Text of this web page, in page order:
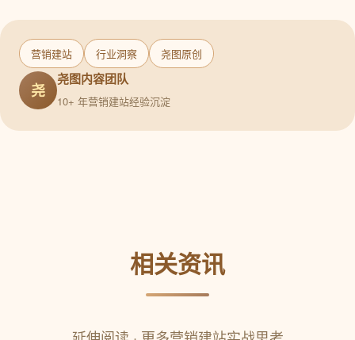
营销建站 行业洞察 尧图原创
尧
尧图内容团队
10+ 年营销建站经验沉淀
相关资讯